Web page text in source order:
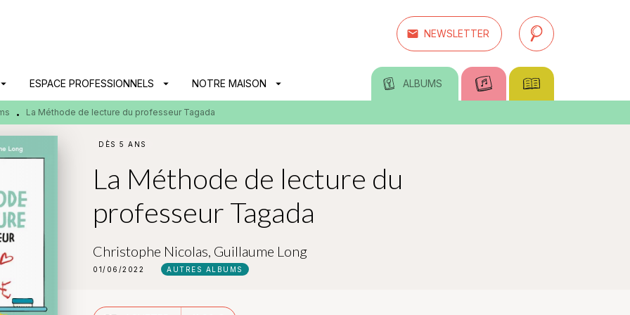
email NEWSLETTER
arrow_drop_down ESPACE PROFESSIONNELS arrow_drop_down NOTRE MAISON arrow_drop_down ALBUMS
search
• La Méthode de lecture du professeur Tagada
DÈS 5 ANS
La Méthode de lecture du
professeur Tagada
Christophe Nicolas Guillaume Long
01/06/2022 AUTRES ALBUMS